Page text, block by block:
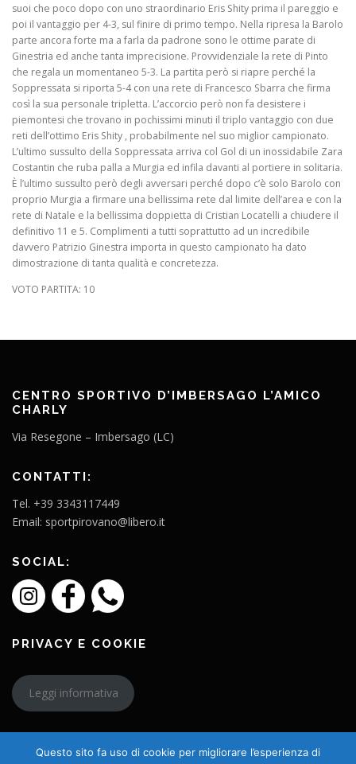
suoi che poco dopo con uno straordinario Eris Shity prima il pareggio e
poi il vantaggio per 4-3, sul finire di primo tempo. Nella ripresa la Barolo
parte ancora forte ma a farla da padrone sono le ottime parate di
Ginestria ed anche tanta imprecisione. Provvidenziale la rete di Pinto
che regala un momentaneo 5-3. La partita però si riapre perché la
Soppressata si riporta 5-4 con una rete di Francesco Sbarra che firma
così la sua personale tripletta. L’accorcio però non fa desistere i
piemontesi che trovano in pochissimi minuti il triplo vantaggio con due
reti dell’ottimo Eris Shity , probabilmente nel suo miglior campionato.
L’ultimo sussulto della Soppressata arriva col Gol di un inossidabile Zara
Costantin che ruba palla a Murgia ed infila davanti al portiere in solitaria.
È l’ultimo sussulto però degli avversari perché dopo c’è solo Barolo con
proprio Murgia a firmare una bellissima rete dal limite dell’area e con la
rete di Natale e la bellissima doppietta di Cristian Locatelli a chiudere il
definitivo 11 e 5. Complimenti a tutti soprattutto ad un incredibile
davvero Patrizio Ginestra importa in questo campionato ha dato
dimostrazione di tanta qualità e concretezza.
VOTO PARTITA: 10
CENTRO SPORTIVO D’IMBERSAGO L’AMICO
CHARLY
Via Resegone – Imbersago (LC)
CONTATTI:
Tel. +39 3343117449
Email: sportpirovano@libero.it
SOCIAL:
PRIVACY E COOKIE
Leggi informativa
Questo sito fa uso di cookie per migliorare l’esperienza di